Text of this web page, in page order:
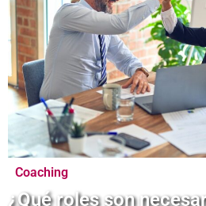
Coaching
¿Qué roles son